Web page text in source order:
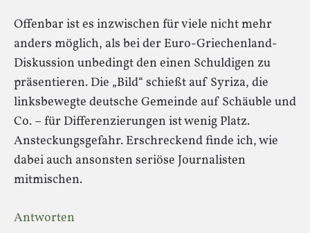
Offenbar ist es inzwischen für viele nicht mehr
anders möglich, als bei der Euro-Griechenland-
Diskussion unbedingt den einen Schuldigen zu
präsentieren. Die „Bild“ schießt auf Syriza, die
linksbewegte deutsche Gemeinde auf Schäuble und
Co. – für Differenzierungen ist wenig Platz.
Ansteckungsgefahr. Erschreckend finde ich, wie
dabei auch ansonsten seriöse Journalisten
mitmischen.
Antworten